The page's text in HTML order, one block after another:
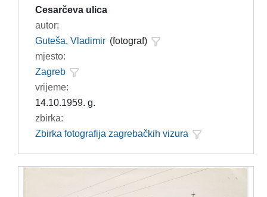
Cesarčeva ulica
autor:
Guteša, Vladimir (fotograf)
mjesto:
Zagreb
vrijeme:
14.10.1959. g.
zbirka:
Zbirka fotografija zagrebačkih vizura